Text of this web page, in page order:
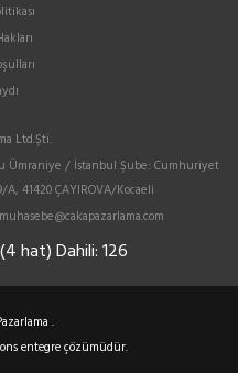
Ltd.Şti.
Ümraniye / İstanbul Şube: Cumhuriyet
41420 ÇAYIROVA/Kocaeli
hat) Dahili: 126
.
entegre çözümüdür.